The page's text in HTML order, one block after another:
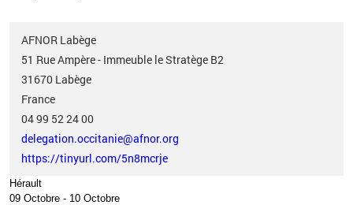
AFNOR Labège
51 Rue Ampère - Immeuble le Stratège B2
31670 Labège
France
04 99 52 24 00
delegation.occitanie@afnor.org
https://tinyurl.com/5n8mcrje
Hérault
09 Octobre - 10 Octobre